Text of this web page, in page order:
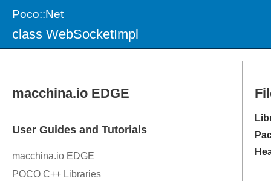
Poco::Net
class WebSocketImpl